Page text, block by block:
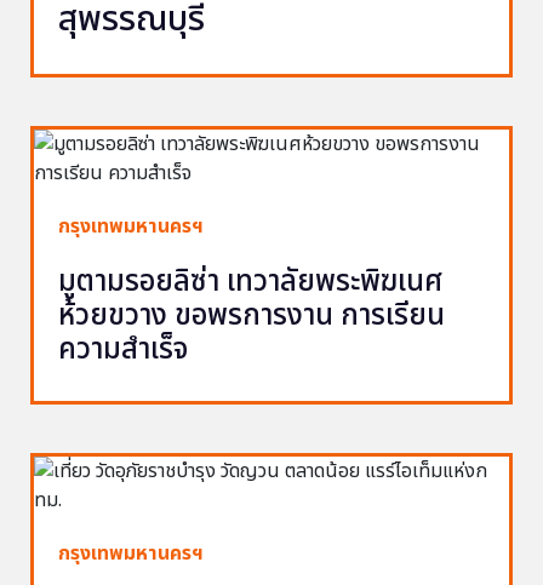
สุพรรณบุรี
กรุงเทพมหานครฯ
มูตามรอยลิซ่า เทวาลัยพระพิฆเนศ
ห้วยขวาง ขอพรการงาน การเรียน
ความสำเร็จ
กรุงเทพมหานครฯ